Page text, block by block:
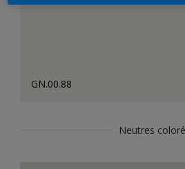
GN.00.88
Neutres